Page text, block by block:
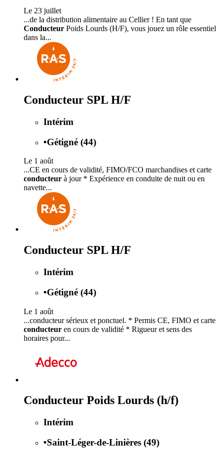
Le 23 juillet
...de la distribution alimentaire au Cellier ! En tant que
Conducteur Poids Lourds (H/F), vous jouez un rôle essentiel
dans la...
Conducteur SPL H/F
Intérim
•Gétigné (44)
Le 1 août
...CE en cours de validité, FIMO/FCO marchandises et carte
conducteur à jour * Expérience en conduite de nuit ou en
navette...
Conducteur SPL H/F
Intérim
•Gétigné (44)
Le 1 août
...conducteur sérieux et ponctuel. * Permis CE, FIMO et carte
conducteur en cours de validité * Rigueur et sens des
horaires pour...
Conducteur Poids Lourds (h/f)
Intérim
•Saint-Léger-de-Linières (49)